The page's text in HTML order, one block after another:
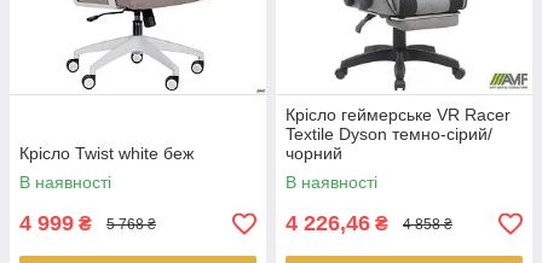
Крісло Twist white беж
В наявності
4 999 ₴ 5 768 ₴
Крісло геймерське VR Racer
Textile Dyson темно-сірий/
чорний
В наявності
4 226,46 ₴ 4 858 ₴